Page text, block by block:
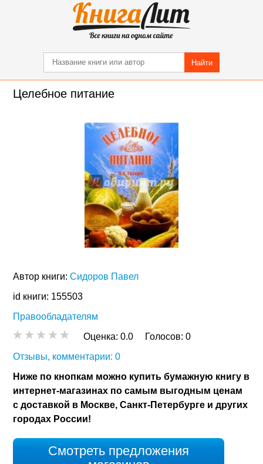
Найти
Целебное питание
Автор книги:Сидоров Павел
id книги: 155503
Правообладателям
Оценка:0.0 Голосов:0
Отзывы, комментарии: 0
Ниже по кнопкам можно купить бумажную книгу в
интернет-магазинах по самым выгодным ценам
с доставкой в Москве, Санкт-Петербурге и других
городах России!
Смотреть предложения